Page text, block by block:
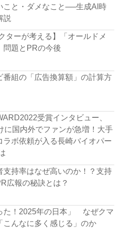
こと・ダメなこと──生成AI時
説
ターが考える】「オールドメ
問題とPRの今後
番組の「広告換算額」の計算方
受賞インタビュー、
に国内外でファンが急増！大手
ラボ依頼が入る長崎バイオパー
支持率はなぜ高いのか！？支持
広報の秘訣とは？
た！2025年の日本」 なぜクマ
こんなに多く感じる」のか